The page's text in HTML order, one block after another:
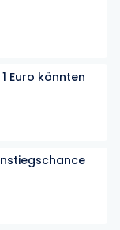
Euro könnten